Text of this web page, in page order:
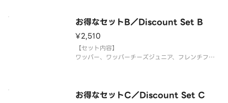
※ドリンクの蓋にフィルムが貼られている場合がご
お得なセットB／Discount Set B
¥2,510
【セット内容】
ワッパー、ワッパーチーズジュニア、フレンチフラ
ておりません。予めご了承ください。
お得なセットC／Discount Set C